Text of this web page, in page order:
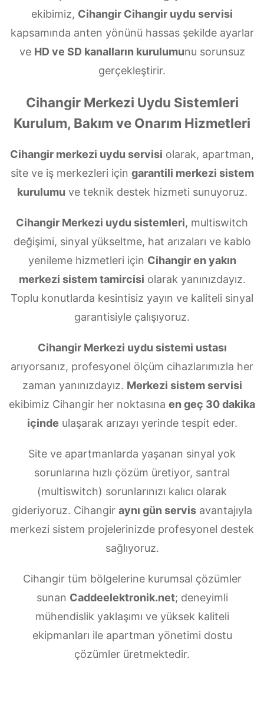
ekibimiz, Cihangir Cihangir uydu servisi
kapsamında anten yönünü hassas şekilde ayarlar
ve HD ve SD kanalların kurulumunu sorunsuz
gerçekleştirir.
Cihangir Merkezi Uydu Sistemleri
Kurulum, Bakım ve Onarım Hizmetleri
Cihangir merkezi uydu servisi olarak, apartman,
site ve iş merkezleri için garantili merkezi sistem
kurulumu ve teknik destek hizmeti sunuyoruz.
Cihangir Merkezi uydu sistemleri, multiswitch
değişimi, sinyal yükseltme, hat arızaları ve kablo
yenileme hizmetleri için Cihangir en yakın
merkezi sistem tamircisi olarak yanınızdayız.
Toplu konutlarda kesintisiz yayın ve kaliteli sinyal
garantisiyle çalışıyoruz.
Cihangir Merkezi uydu sistemi ustası
arıyorsanız, profesyonel ölçüm cihazlarımızla her
zaman yanınızdayız. Merkezi sistem servisi
ekibimiz Cihangir her noktasına en geç 30 dakika
içinde ulaşarak arızayı yerinde tespit eder.
Site ve apartmanlarda yaşanan sinyal yok
sorunlarına hızlı çözüm üretiyor, santral
(multiswitch) sorunlarınızı kalıcı olarak
gideriyoruz. Cihangir aynı gün servis avantajıyla
merkezi sistem projelerinizde profesyonel destek
sağlıyoruz.
Cihangir tüm bölgelerine kurumsal çözümler
sunan Caddeelektronik.net; deneyimli
mühendislik yaklaşımı ve yüksek kaliteli
ekipmanları ile apartman yönetimi dostu
çözümler üretmektedir.